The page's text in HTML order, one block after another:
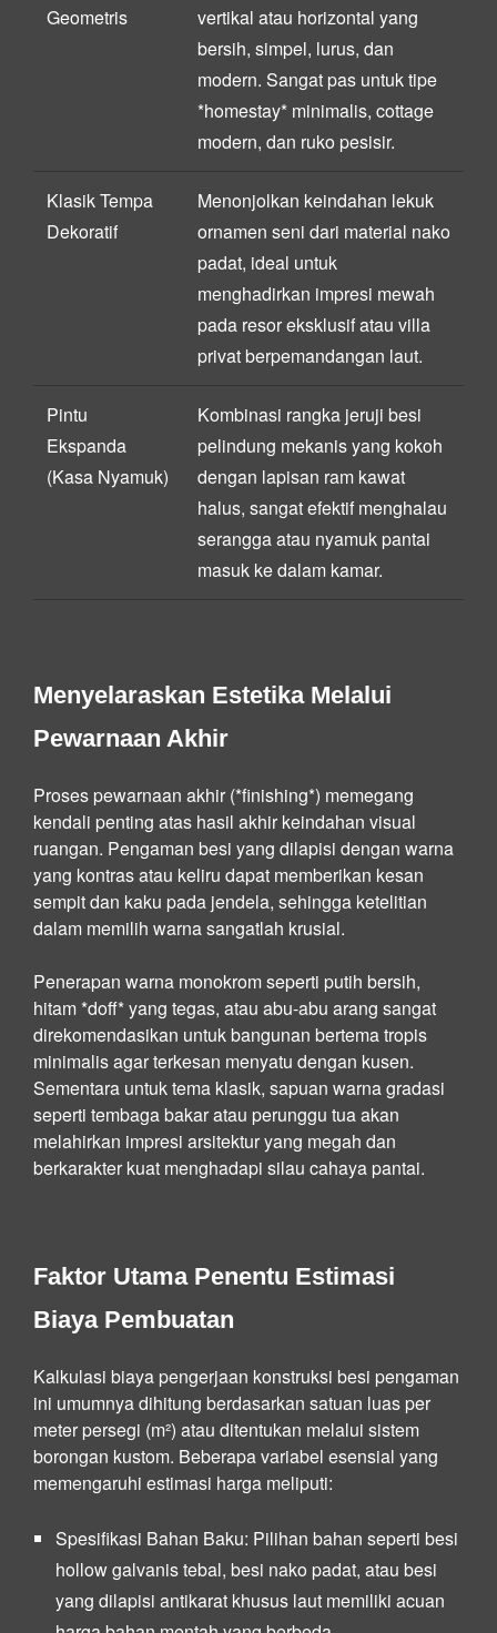
Geometris
vertikal atau horizontal yang
bersih, simpel, lurus, dan
modern. Sangat pas untuk tipe
*homestay* minimalis, cottage
modern, dan ruko pesisir.
Klasik Tempa
Dekoratif
Menonjolkan keindahan lekuk
ornamen seni dari material nako
padat, ideal untuk
menghadirkan impresi mewah
pada resor eksklusif atau villa
privat berpemandangan laut.
Pintu
Ekspanda
(Kasa Nyamuk)
Kombinasi rangka jeruji besi
pelindung mekanis yang kokoh
dengan lapisan ram kawat
halus, sangat efektif menghalau
serangga atau nyamuk pantai
masuk ke dalam kamar.
Menyelaraskan Estetika Melalui
Pewarnaan Akhir
Proses pewarnaan akhir (*finishing*) memegang
kendali penting atas hasil akhir keindahan visual
ruangan. Pengaman besi yang dilapisi dengan warna
yang kontras atau keliru dapat memberikan kesan
sempit dan kaku pada jendela, sehingga ketelitian
dalam memilih warna sangatlah krusial.
Penerapan warna monokrom seperti putih bersih,
hitam *doff* yang tegas, atau abu-abu arang sangat
direkomendasikan untuk bangunan bertema tropis
minimalis agar terkesan menyatu dengan kusen.
Sementara untuk tema klasik, sapuan warna gradasi
seperti tembaga bakar atau perunggu tua akan
melahirkan impresi arsitektur yang megah dan
berkarakter kuat menghadapi silau cahaya pantai.
Faktor Utama Penentu Estimasi
Biaya Pembuatan
Kalkulasi biaya pengerjaan konstruksi besi pengaman
ini umumnya dihitung berdasarkan satuan luas per
meter persegi (m²) atau ditentukan melalui sistem
borongan kustom. Beberapa variabel esensial yang
memengaruhi estimasi harga meliputi:
Spesifikasi Bahan Baku: Pilihan bahan seperti besi
hollow galvanis tebal, besi nako padat, atau besi
yang dilapisi antikarat khusus laut memiliki acuan